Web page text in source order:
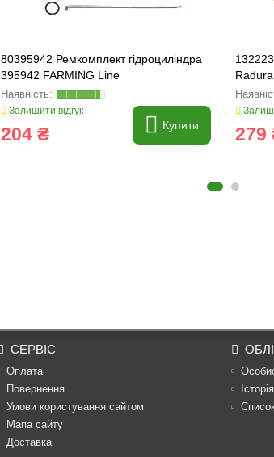
80395942 Ремкомплект гідроциліндра
395942 FARMING Line
Залишити відгук
204 ₴ Купити 279
СЕРВІС
Оплата
Повернення
Умови користування сайтом
Мапа сайту
Доставка